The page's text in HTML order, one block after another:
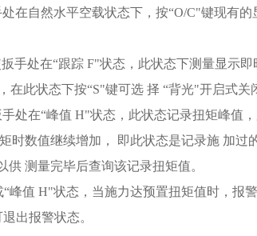
在自然水平空载状态下，按“O/C"键现有的
手处在“跟踪 F"状态，此状态下测量显示
在此状态下按“S"键可选 择 “背光"开启式关
处在“峰值 H"状态，此状态记录扭矩峰值
时数值继续增加， 即此状态是记录施 加过
供 测量完毕后查询该记录扭矩值。
峰值 H"状态，当施力达预置扭矩值时，报
出报警状态。